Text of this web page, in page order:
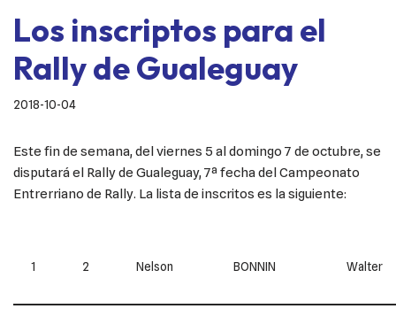
Los inscriptos para el
Rally de Gualeguay
2018-10-04
Este fin de semana, del viernes 5 al domingo 7 de octubre, se
disputará el Rally de Gualeguay, 7ª fecha del Campeonato
Entrerriano de Rally. La lista de inscritos es la siguiente:
1 2 Nelson BONNIN Walter